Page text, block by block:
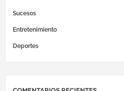
Sucesos
Entretenimiento
Deportes